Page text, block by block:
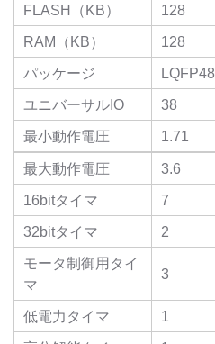
FLASH（KB）
128
RAM（KB）
128
パッケージ
LQFP48
ユニバーサルIO
38
最小動作電圧
1.71
最大動作電圧
3.6
16bitタイマ
7
32bitタイマ
2
モータ制御用タイ
マ
3
低電力タイマ
1